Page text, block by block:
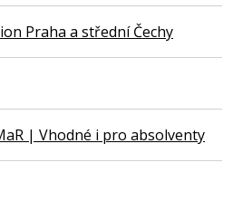
Praha a střední Čechy
| Vhodné i pro absolventy